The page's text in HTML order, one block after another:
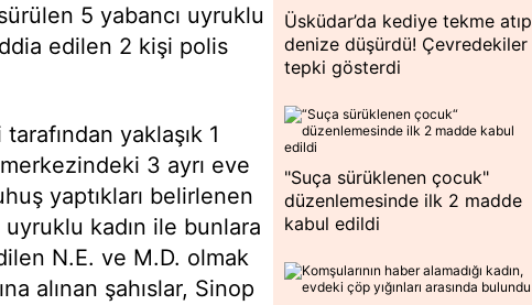
5 yabancı uyruklu
edilen 2 kişi polis
yaklaşık 1
3 ayrı eve
yaptıkları belirlenen
uyruklu kadın ile bunlara
N.E. ve M.D. olmak
alınan şahıslar, Sinop
Üsküdar’da kediye tekme atıp
denize düşürdü! Çevredekiler
tepki gösterdi
"Suça sürüklenen çocuk"
düzenlemesinde ilk 2 madde
kabul edildi